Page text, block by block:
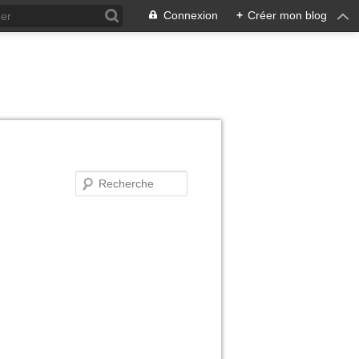
Connexion + Créer mon blog